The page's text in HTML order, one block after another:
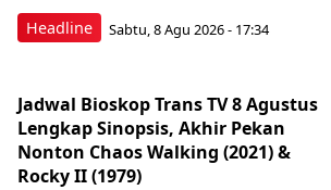
Headline Sabtu, 8 Agu 2026 - 17:34
Jadwal Bioskop Trans TV 8 Agustus
Lengkap Sinopsis, Akhir Pekan
Nonton Chaos Walking (2021) &
Rocky II (1979)